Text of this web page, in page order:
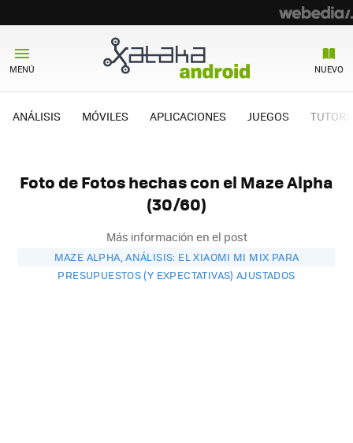
MENÚ NUEVO
ANÁLISIS MÓVILES APLICACIONES JUEGOS
Foto de Fotos hechas con el Maze Alpha
(30/60)
Más información en el post
MAZE ALPHA, ANÁLISIS: EL XIAOMI MI MIX PARA
PRESUPUESTOS (Y EXPECTATIVAS) AJUSTADOS